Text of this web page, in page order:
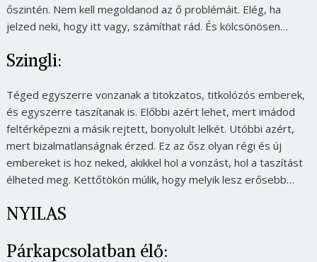
őszintén. Nem kell megoldanod az ő problémáit. Elég, ha
jelzed neki, hogy itt vagy, számíthat rád. És kölcsönösen…
Szingli:
Téged egyszerre vonzanak a titokzatos, titkolózós emberek,
és egyszerre taszítanak is. Előbbi azért lehet, mert imádod
feltérképezni a másik rejtett, bonyolult lelkét. Utóbbi azért,
mert bizalmatlanságnak érzed. Ez az ősz olyan régi és új
embereket is hoz neked, akikkel hol a vonzást, hol a taszítást
élheted meg. Kettőtökön múlik, hogy melyik lesz erősebb…
NYILAS
Párkapcsolatban élő: